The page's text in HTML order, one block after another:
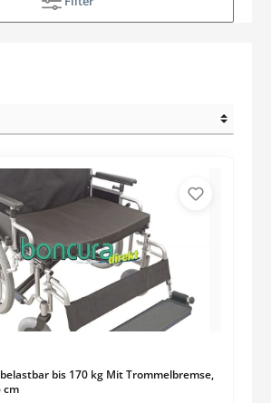
bis 170 kg Mit Trommelbremse,
cm